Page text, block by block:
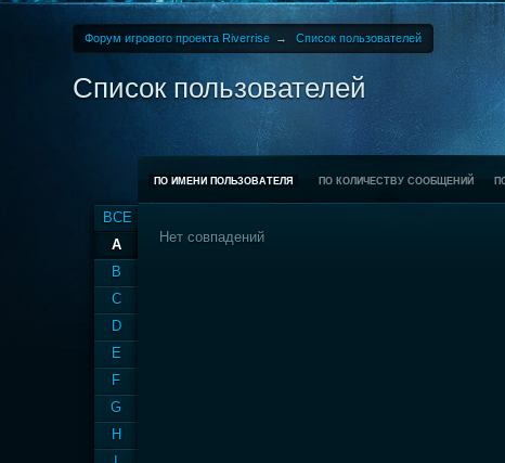
Форум игрового проекта Riverrise → Список пользователей
Список пользователей
ВСЕ
A
B
C
D
E
F
G
H
ПО ИМЕНИ ПОЛЬЗОВАТЕЛЯ ПО КОЛИЧЕСТВУ СООБЩЕНИЙ
Нет совпадений